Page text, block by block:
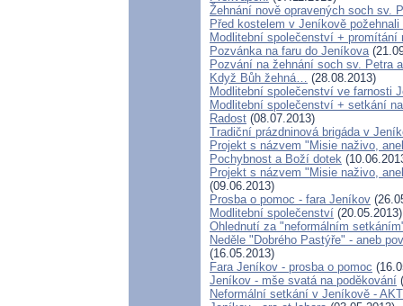
Žehnání nově opravených soch sv.
Před kostelem v Jeníkově
Modlitební společenství + promítání
Pozvánka na faru do Jeníkova
Pozvání na žehnání soch sv. Petra
Když Bůh žehná… (28.08.2013)
Modlitební společenství ve farnosti
Modlitební společenství + setkání
Radost (08.07.2013)
Tradiční prázdninová brigáda v
Projekt s názvem "Misie naživo,
Pochybnost a Boží dotek
Projekt s názvem "Misie naživo,
(09.06.2013)
Prosba o pomoc - fara Jeníkov
Modlitební společenství (20.05.2013)
Ohlednutí za "neformálním
Neděle "Dobrého Pastýře" - aneb
(16.05.2013)
Fara Jeníkov - prosba o pomoc
Jeníkov - mše svatá na poděkování
Neformální setkání v Jeníkově -